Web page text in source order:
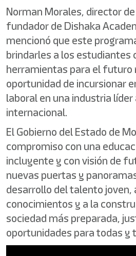
Norman Morales, director
fundador de Dishaka
mencionó que este
brindarles a los estudiantes
herramientas para el futuro
oportunidad de incursionar
laboral en una industria líder
internacional.
El Gobierno del Estado de
compromiso con una
incluyente y con visión de
nuevas puertas y
desarrollo del talento joven,
conocimientos y a la
sociedad más preparada,
oportunidades para todas y